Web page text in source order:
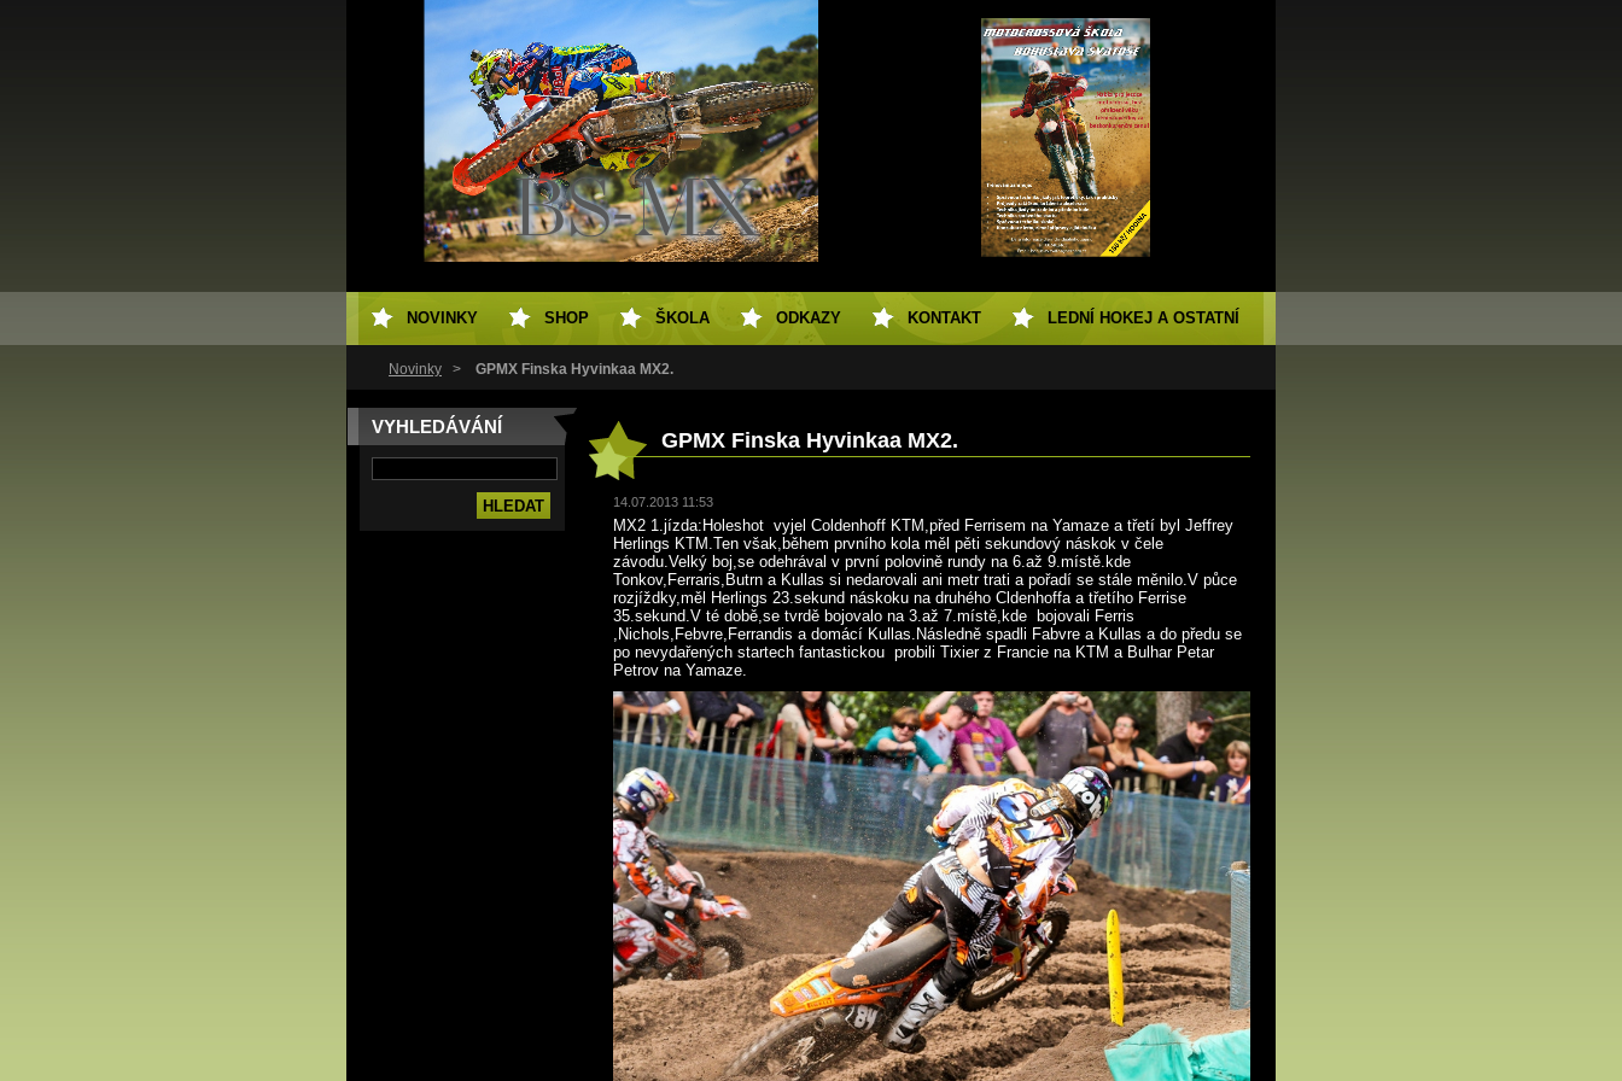
Novinky > GPMX Finska Hyvinkaa MX2.
VYHLEDÁVÁNÍ
GPMX Finska Hyvinkaa MX2.
14.07.2013 11:53
MX2 1.jízda:Holeshot vyjel Coldenhoff KTM,před Ferrisem na Yamaze a třetí byl Jeffrey
Herlings KTM.Ten však,během prvního kola měl pěti sekundový náskok v čele
závodu.Velký boj,se odehrával v první polovině rundy na 6.až 9.místě.kde
Tonkov,Ferraris,Butrn a Kullas si nedarovali ani metr trati a pořadí se stále měnilo.V půce
rozjíždky,měl Herlings 23.sekund náskoku na druhého Cldenhoffa a třetího Ferrise
35.sekund.V té době,se tvrdě bojovalo na 3.až 7.místě,kde bojovali Ferris
,Nichols,Febvre,Ferrandis a domácí Kullas.Následně spadli Fabvre a Kullas a do předu se
po nevydařených startech fantastickou probili Tixier z Francie na KTM a Bulhar Petar
Petrov na Yamaze.
NOVINKY SHOP ŠKOLA ODKAZY KONTAKT LEDNÍ HOKEJ A OSTATNÍ